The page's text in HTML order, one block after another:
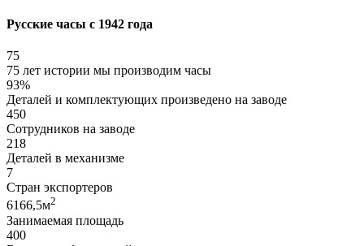
Русские часы с 1942 года
75
75 лет истории мы производим часы
93%
Деталей и комплектующих произведено на заводе
450
Сотрудников на заводе
218
Деталей в механизме
7
Стран экспортеров
6166,5м2
Занимаемая площадь
400